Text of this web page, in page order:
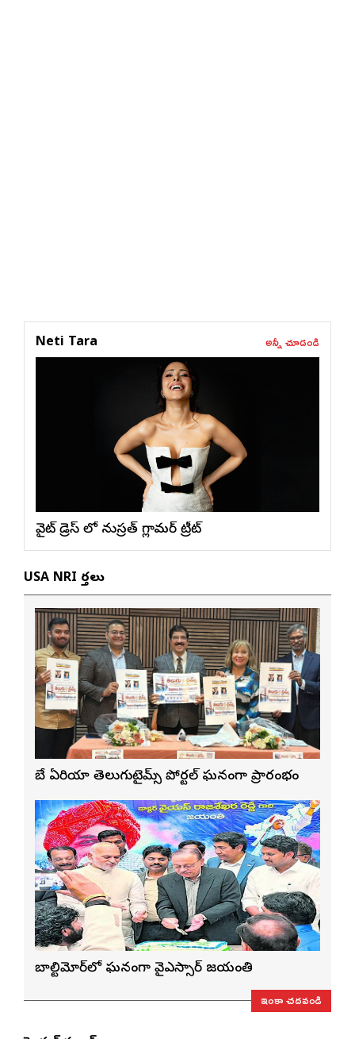
Neti Tara అన్నీ చూడండి
వైట్ డ్రెస్ లో నుస్ర‌త్ గ్లామ‌ర్ ట్రీట్
USA NRI వార్తలు
బే ఏరియా తెలుగుటైమ్స్ పోర్టల్ ఘనంగా ప్రారంభం
బాల్టిమోర్‌లో ఘనంగా వైఎస్సార్‌ జయంతి
ఇంకా చదవండి